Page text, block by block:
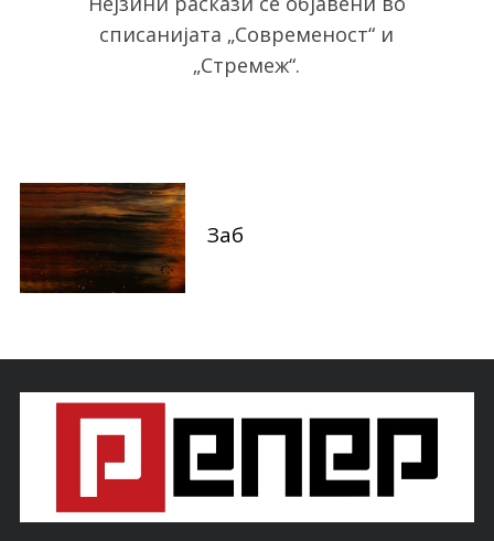
списанијата „Современост“ и
„Стремеж“.
Заб
f